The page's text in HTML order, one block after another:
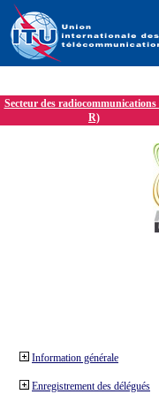
Secteur des
R)
Information générale
Enregistrement des délégués